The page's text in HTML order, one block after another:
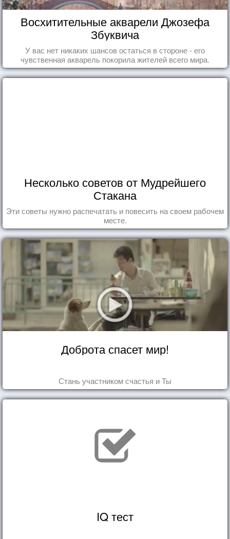
Восхитительные акварели Джозефа
Збуквича
У вас нет никаких шансов остаться в стороне - его
чувственная акварель покорила жителей всего мира.
Несколько советов от Мудрейшего
Стакана
Эти советы нужно распечатать и повесить на своем рабочем
месте.
Доброта спасет мир!
Стань участником счастья и Ты
IQ тест